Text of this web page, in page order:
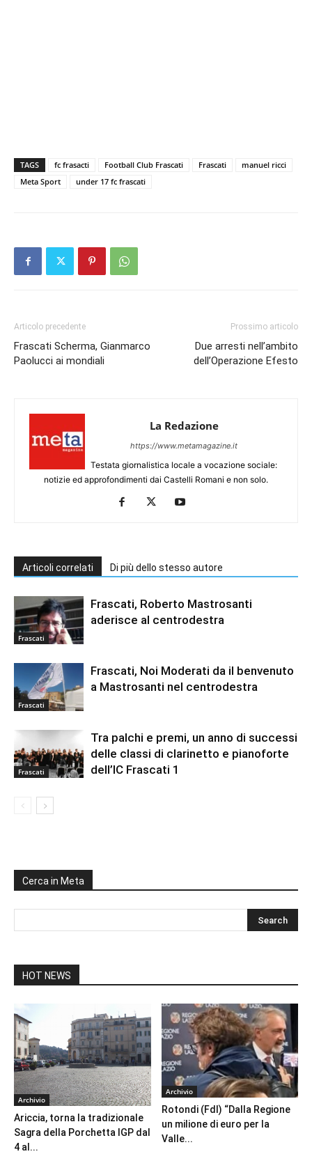
TAGS fc frasacti Football Club Frascati Frascati
manuel ricci
Meta Sport
under 17 fc frascati
Articolo precedente
Frascati Scherma, Gianmarco
Paolucci ai mondiali
Prossimo articolo
Due arresti nell’ambito
dell’Operazione Efesto
La Redazione
https://www.metamagazine.it
Testata giornalistica locale a vocazione sociale:
notizie ed approfondimenti dai Castelli Romani e non solo.
Articoli correlati Di più dello stesso autore
Frascati
Frascati, Roberto Mastrosanti
aderisce al centrodestra
Frascati
Frascati, Noi Moderati da il benvenuto
a Mastrosanti nel centrodestra
Frascati
Tra palchi e premi, un anno di successi
delle classi di clarinetto e pianoforte
dell’IC Frascati 1
Cerca in Meta
HOT NEWS
Archivio
Ariccia, torna la tradizionale
Sagra della Porchetta IGP dal
4 al...
Archivio
Rotondi (FdI) “Dalla Regione
un milione di euro per la
Valle...